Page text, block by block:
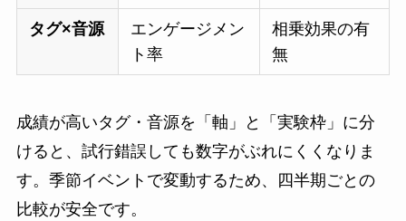
タグ×音源
エンゲージメン
ト率
相乗効果の有
無
成績が高いタグ・音源を「軸」と「実験枠」に分
けると、試行錯誤しても数字がぶれにくくなりま
す。季節イベントで変動するため、四半期ごとの
比較が安全です。